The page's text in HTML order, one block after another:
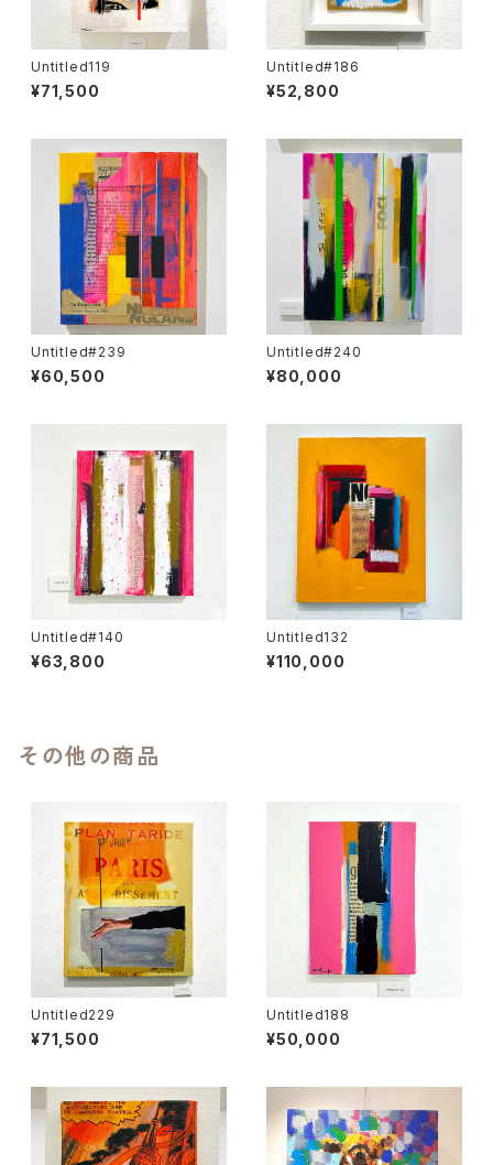
Untitled119
¥71,500
Untitled#186
¥52,800
Untitled#239
¥60,500
Untitled#240
¥80,000
Untitled#140
¥63,800
Untitled132
¥110,000
その他の商品
Untitled229
¥71,500
Untitled188
¥50,000